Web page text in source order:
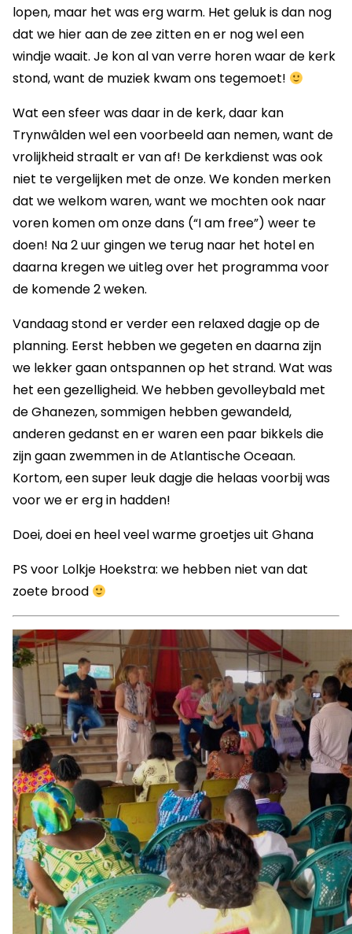
lopen, maar het was erg warm. Het geluk is dan nog
dat we hier aan de zee zitten en er nog wel een
windje waait. Je kon al van verre horen waar de kerk
stond, want de muziek kwam ons tegemoet!
Wat een sfeer was daar in de kerk, daar kan
Trynwâlden wel een voorbeeld aan nemen, want de
vrolijkheid straalt er van af! De kerkdienst was ook
niet te vergelijken met de onze. We konden merken
dat we welkom waren, want we mochten ook naar
voren komen om onze dans (“I am free”) weer te
doen! Na 2 uur gingen we terug naar het hotel en
daarna kregen we uitleg over het programma voor
de komende 2 weken.
Vandaag stond er verder een relaxed dagje op de
planning. Eerst hebben we gegeten en daarna zijn
we lekker gaan ontspannen op het strand. Wat was
het een gezelligheid. We hebben gevolleybald met
de Ghanezen, sommigen hebben gewandeld,
anderen gedanst en er waren een paar bikkels die
zijn gaan zwemmen in de Atlantische Oceaan.
Kortom, een super leuk dagje die helaas voorbij was
voor we er erg in hadden!
Doei, doei en heel veel warme groetjes uit Ghana
PS voor Lolkje Hoekstra: we hebben niet van dat
zoete brood